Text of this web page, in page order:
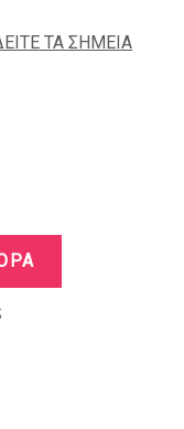
ΤΑ ΣΗΜΕΙΑ